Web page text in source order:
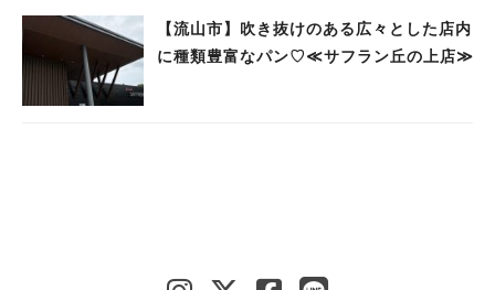
【流山市】吹き抜けのある広々とした店内
に種類豊富なパン♡≪サフラン丘の上店≫